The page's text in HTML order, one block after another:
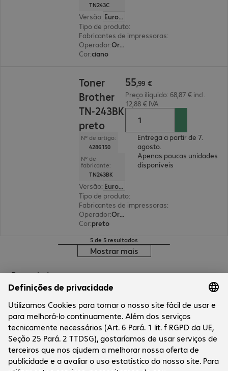
TN243C
Versão:
Europa
Tipo de produto:
Fabricantes de impressoras:
Operador:
Original
Cor:ciano
Toner
Brother
TN-243BK
preto
Nº de artigo:
4286150
Nº de
fabricante:
TN243BK
Versão:
Europa
Tipo de produto:
Fabricantes de impressoras:
Operador:
Original
Cor:preto
55,99 €
Preço ilíquido: 68,87 € incl.
12,88 € IVA
Entrega a partir de 7.
agosto.
Apenas poucas unidades
disponíveis
5 de 5 resultados
Mostrar mais
Brand shop